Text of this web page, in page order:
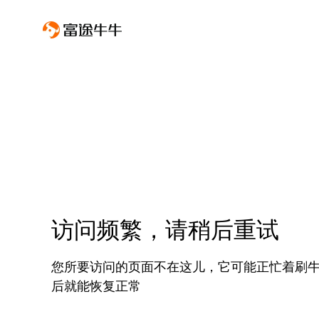
访问频繁，请稍后重试
您所要访问的页面不在这儿，它可能正忙着刷
后就能恢复正常